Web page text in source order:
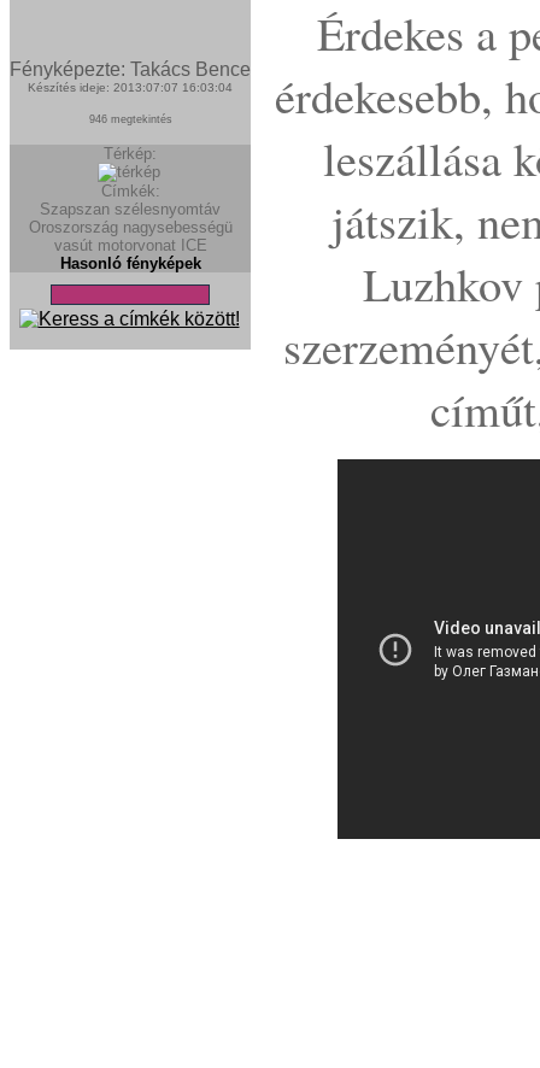
Fényképezte: Takács Bence
Készítés ideje: 2013:07:07 16:03:04
946 megtekintés
Térkép:
Címkék:
Szapszan szélesnyomtáv
Oroszország nagysebességü
vasút motorvonat
ICE
Hasonló fényképek
Érdekes a
érdekesebb,
leszállása
játszik,
Luzhkov